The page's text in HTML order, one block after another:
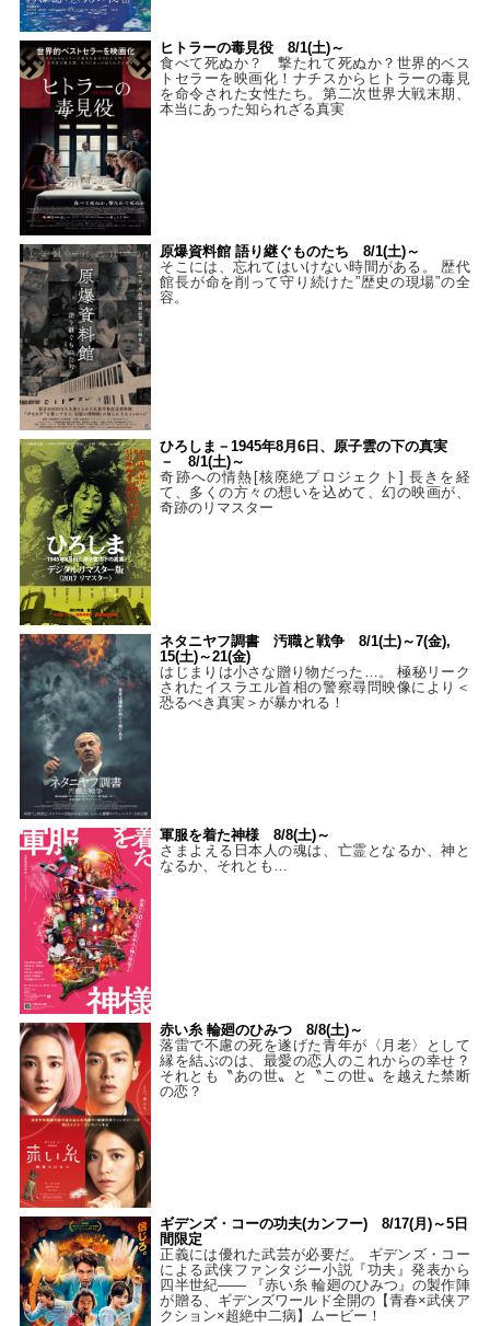
ヒトラーの毒見役 8/1(土)～
食べて死ぬか？ 撃たれて死ぬか？世界的ベス
トセラーを映画化！ナチスからヒトラーの毒見
を命令された女性たち。第二次世界大戦末期、
本当にあった知られざる真実
原爆資料館 語り継ぐものたち 8/1(土)～
そこには、忘れてはいけない時間がある。 歴代
館長が命を削って守り続けた”歴史の現場”の全
容。
ひろしま－1945年8月6日、原子雲の下の真実
－ 8/1(土)～
奇跡への情熱[核廃絶プロジェクト] 長きを経
て、多くの方々の想いを込めて、幻の映画が、
奇跡のリマスター
ネタニヤフ調書 汚職と戦争 8/1(土)～7(金),
15(土)～21(金)
はじまりは小さな贈り物だった…。 極秘リーク
されたイスラエル首相の警察尋問映像により＜
恐るべき真実＞が暴かれる！
軍服を着た神様 8/8(土)～
さまよえる日本人の魂は、亡霊となるか、神と
なるか、それとも…
赤い糸 輪廻のひみつ 8/8(土)～
落雷で不慮の死を遂げた青年が〈月老〉として
縁を結ぶのは、最愛の恋人のこれからの幸せ？
それとも〝あの世〟と〝この世〟を越えた禁断
の恋？
ギデンズ・コーの功夫(カンフー) 8/17(月)～5日
間限定
正義には優れた武芸が必要だ。 ギデンズ・コー
による武侠ファンタジー小説『功夫』発表から
四半世紀―― 『赤い糸 輪廻のひみつ』の製作陣
が贈る、ギデンズワールド全開の【青春×武侠ア
クション×超絶中二病】ムービー！